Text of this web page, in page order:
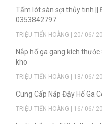
Tấm lót sàn sợi thủy tinh ||
0353842797
TRIỆU TIẾN HOÀNG | 20/ 06/
Nắp hố ga gang kích
kho
TRIỆU TIẾN HOÀNG | 18/ 06/
Cung Cấp Nắp Đậy Hố Ga
TRIỆU TIẾN HOÀNG | 16/ 06/